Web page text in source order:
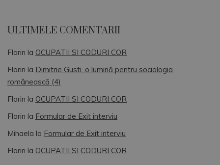
ULTIMELE COMENTARII
Florin la OCUPATII SI CODURI COR
Florin la Dimitrie Gusti, o lumină pentru sociologia
românească (4)
Florin la OCUPATII SI CODURI COR
Florin la Formular de Exit interviu
Mihaela la Formular de Exit interviu
Florin la OCUPATII SI CODURI COR